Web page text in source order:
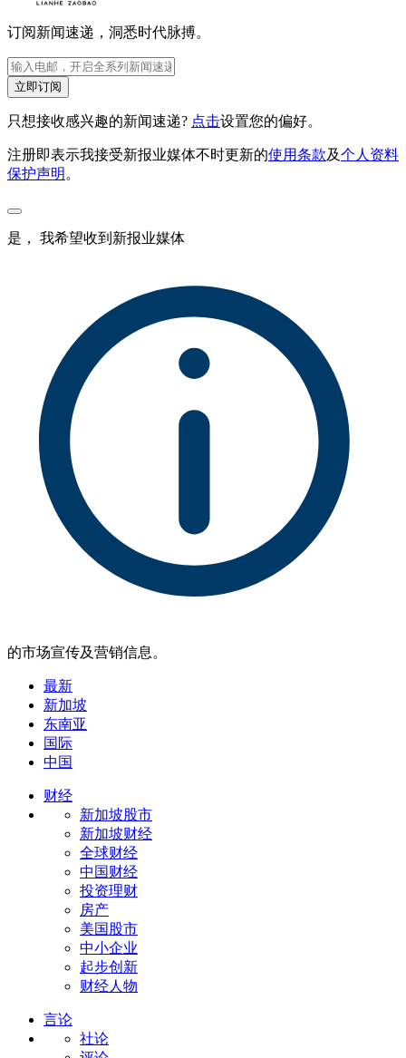
订阅新闻速递，洞悉时代脉搏。
立即订阅
只想接收感兴趣的新闻速递? 点击设置您的偏好。
注册即表示我接受新报业媒体不时更新的使用条款及个人资料
保护声明 。
是， 我希望收到新报业媒体
的市场宣传及营销信息。
最新
新加坡
东南亚
国际
中国
财经
新加坡股市
新加坡财经
全球财经
中国财经
投资理财
房产
美国股市
中小企业
起步创新
财经人物
言论
社论